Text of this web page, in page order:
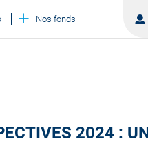
Nos fonds
2024 :